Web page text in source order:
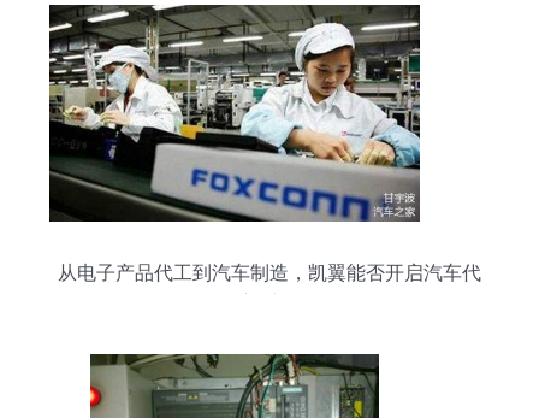
从电子产品代工到汽车制造，凯翼能否开启汽车代